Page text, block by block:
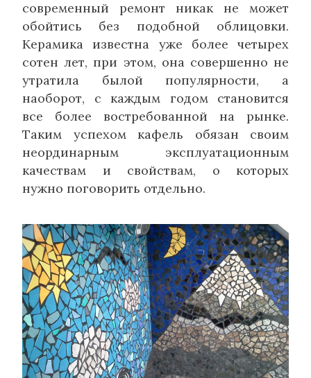
современный ремонт никак не может
обойтись без подобной облицовки.
Керамика известна уже более четырех
сотен лет, при этом, она совершенно не
утратила былой популярности, а
наоборот, с каждым годом становится
все более востребованной на рынке.
Таким успехом кафель обязан своим
неординарным эксплуатационным
качествам и свойствам, о которых
нужно поговорить отдельно.